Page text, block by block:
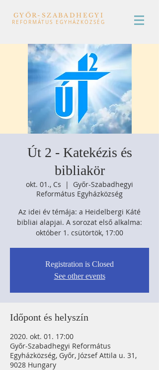
GYŐR-SZABADHEGYI
REFORMÁTUS EGYHÁZKÖZSÉG
Út 2 - Katekézis és
bibliakör
okt. 01., Cs
  |
Győr-Szabadhegyi
Református Egyházközség
Az idei év témája: a Heidelbergi Káté
bibliai alapjai. A sorozat első alkalma:
október 1. csütörtök, 17:00
Registration is Closed
See other events
Időpont és helyszín
2020. okt. 01. 17:00
Győr-Szabadhegyi Református
Egyházközség, Győr, József Attila u. 31,
9028 Hungary